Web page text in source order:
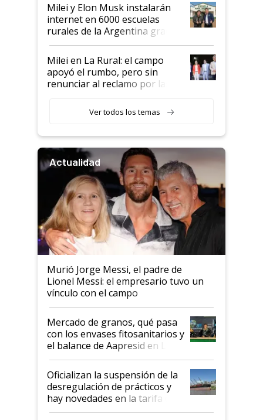
Milei y Elon Musk instalarán
internet en 6000 escuelas
rurales de la Argentina gracias
a un acuerdo con Starlink
Milei en La Rural: el campo
apoyó el rumbo, pero sin
renunciar al reclamo por las
Ver todos los temas
Actualidad
Murió Jorge Messi, el padre de
Lionel Messi: el empresario tuvo un
vínculo con el campo
Mercado de granos, qué pasa
con los envases fitosanitarios y
el balance de Aapresid en La
Posta
Oficializan la suspensión de la
desregulación de prácticos y
hay novedades en la tarifa de
la hidrovía